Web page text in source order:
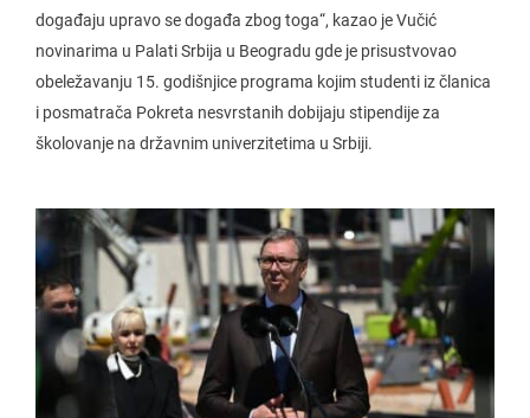
događaju upravo se događa zbog toga“, kazao je Vučić
novinarima u Palati Srbija u Beogradu gde je prisustvovao
obeležavanju 15. godišnjice programa kojim studenti iz članica
i posmatrača Pokreta nesvrstanih dobijaju stipendije za
školovanje na državnim univerzitetima u Srbiji.